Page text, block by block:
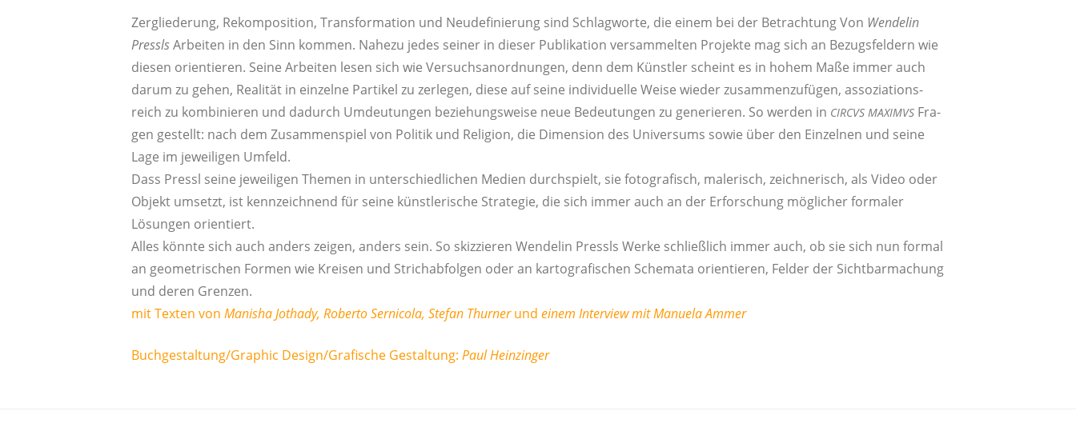
Zer­glie­de­rung, Rekom­po­si­ti­on, Trans­for­ma­ti­on und Neu­de­fi­nie­rung sind Schlag­wor­te, die einem bei der Betrach­tung Von Wen­de­lin
Press­lsArbei­ten in den Sinn kom­men. Nahe­zu jedes sei­ner in die­ser Publi­ka­ti­on ver­sam­mel­ten Pro­jek­te mag sich an Bezugs­fel­dern wie
die­sen ori­en­tie­ren. Sei­ne Arbei­ten lesen sich wie Ver­suchs­an­ord­nun­gen, denn dem Künst­ler scheint es in hohem Maße immer auch
dar­um zu gehen, Rea­li­tät in ein­zel­ne Par­ti­kel zu zer­le­gen, die­se auf sei­ne indi­vi­du­el­le Wei­se wie­der zusam­men­zu­fü­gen, asso­zia­ti­ons­
reich zu kom­bi­nie­ren und dadurch Umdeu­tun­gen bezie­hungs­wei­se neue Bedeu­tun­gen zu gene­rie­ren. So wer­den in CIRCVS MAXIMVS Fra­
gen gestellt: nach dem Zusam­men­spiel von Poli­tik und Reli­gi­on, die Dimen­si­on des Uni­ver­sums sowie über den Ein­zel­nen und sei­ne
Lage im jewei­li­gen Umfeld.
Dass Pressl sei­ne jewei­li­gen The­men in unter­schied­li­chen Medi­en durch­spielt, sie foto­gra­fisch, male­risch, zeich­ne­risch, als Video oder
Objekt umsetzt, ist kenn­zeich­nend für sei­ne künst­le­ri­sche Stra­te­gie, die sich immer auch an der Erfor­schung mög­li­cher for­ma­ler
Lösun­gen orientiert.
Alles könn­te sich auch anders zei­gen, anders sein. So skiz­zie­ren Wen­de­lin Press­ls Wer­ke schließ­lich immer auch, ob sie sich nun for­mal
an geo­me­tri­schen For­men wie Krei­sen und Strich­ab­fol­gen oder an kar­to­gra­fi­schen Sche­ma­ta ori­en­tie­ren, Fel­der der Sicht­bar­ma­chung
und deren Grenzen.
mit Tex­ten von Mani­sha Jot­ha­dy, Rober­to Ser­ni­co­la, Ste­fan Thur­nerund einem Inter­view mit Manue­la Ammer
Buchgestaltung/Graphic Design/Grafische Gestal­tung: Paul Hein­zin­ger